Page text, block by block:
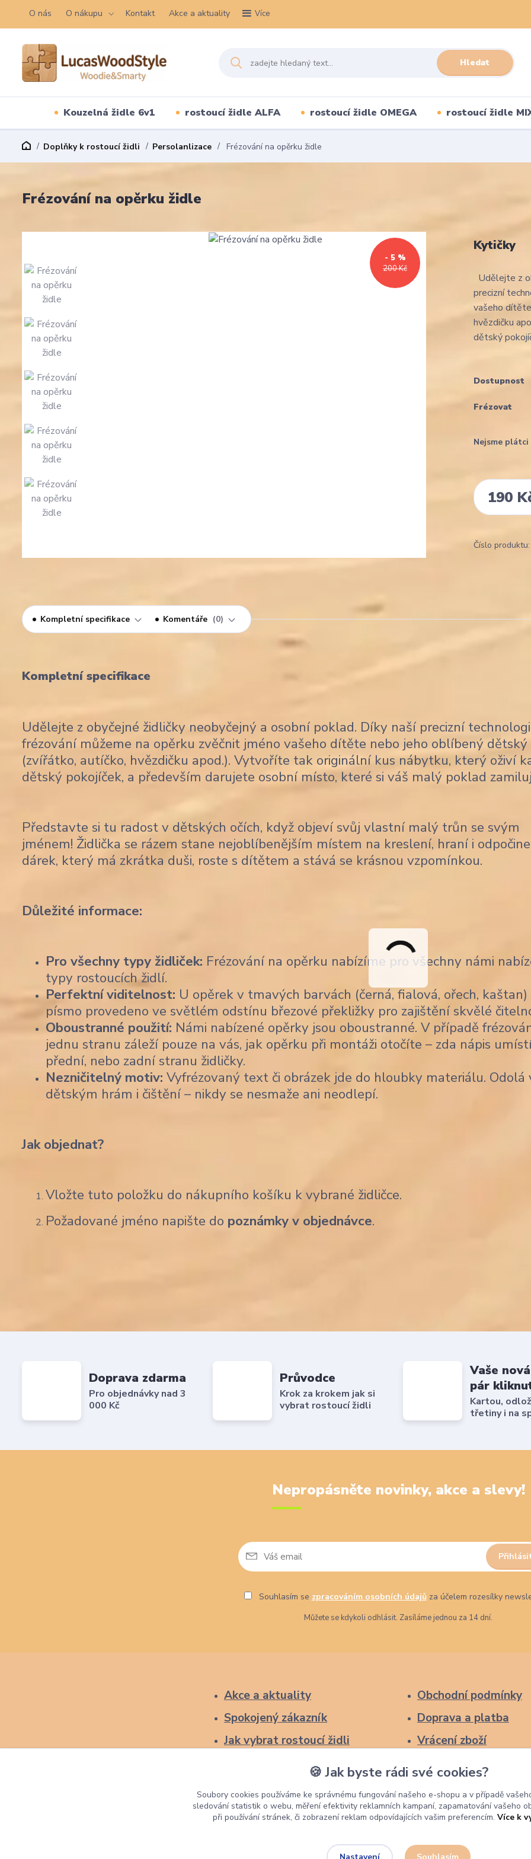
O nás O nákupu Kontakt Akce a aktuality Více
Hledat
Kouzelná židle 6v1 rostoucí židle ALFA rostoucí židle OMEGA rostoucí židle
Doplňky k rostoucí židli Persolanlizace Frézování na opěrku židle
Frézování na opěrku židle
200 Kč
- 5 %
Kytičky
Udělejte z
precizní
vašeho
hvězdičku
dětský
Dostupnost
Frézovat
Nejsme plátci
190
Číslo produktu:
Kompletní specifikace Komentáře 0
Kompletní specifikace
Udělejte z obyčejné židličky neobyčejný a osobní poklad. Díky naší precizní
frézování můžeme na opěrku zvěčnit jméno vašeho dítěte nebo jeho oblíbený
(zvířátko, autíčko, hvězdičku apod.). Vytvoříte tak originální kus nábytku, který oživí
dětský pokojíček, a především darujete osobní místo, které si váš malý poklad
Představte si tu radost v dětských očích, když objeví svůj vlastní malý trůn se svým
jménem! Židlička se rázem stane nejoblíbenějším místem na kreslení, hraní i
dárek, který má zkrátka duši, roste s dítětem a stává se krásnou vzpomínkou.
Důležité informace:
Pro všechny typy židliček: Frézování na opěrku nabízíme pro všechny námi
typy rostoucích židlí.
Perfektní viditelnost: U opěrek v tmavých barvách (černá, fialová, ořech,
písmo provedeno ve světlém odstínu březové překližky pro zajištění skvělé
Oboustranné použití: Námi nabízené opěrky jsou oboustranné. V případě
jednu stranu záleží pouze na vás, jak opěrku při montáži otočíte – zda nápis
přední, nebo zadní stranu židličky.
Nezničitelný motiv: Vyfrézovaný text či obrázek jde do hloubky materiálu. Odolá
dětským hrám i čištění – nikdy se nesmaže ani neodlepí.
Jak objednat?
Vložte tuto položku do nákupního košíku k vybrané židličce.
Požadované jméno napište do poznámky v objednávce.
Doprava zdarma
Pro objednávky nad 3
000 Kč
Průvodce
Krok za krokem jak si
vybrat rostoucí židli
Vaše
pár
Kartou,
třetiny i na
Nepropásněte novinky, akce a slevy!
Souhlasím se zpracováním osobních údajůza účelem rozesílky
Můžete se kdykoli odhlásit. Zasíláme jednou za 14 dní.
Akce a aktuality
Spokojený zákazník
Jak vybrat rostoucí židli
Obchodní podmínky
Doprava a platba
Vrácení zboží
Reklamace
🍪 Jak byste rádi své cookies?
Soubory cookies používáme ke správnému fungování našeho e-shopu a v případě
sledování statistik o webu, měření efektivity reklamních kampaní, zapamatování vašeho
při používání stránek, či zobrazení reklam odpovídajících vašim preferencím. Více k
Souhlasím